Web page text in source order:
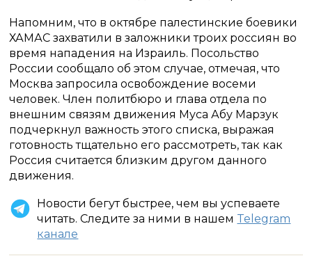
Напомним, что в октябре палестинские боевики
ХАМАС захватили в заложники троих россиян во
время нападения на Израиль. Посольство
России сообщало об этом случае, отмечая, что
Москва запросила освобождение восеми
человек. Член политбюро и глава отдела по
внешним связям движения Муса Абу Марзук
подчеркнул важность этого списка, выражая
готовность тщательно его рассмотреть, так как
Россия считается близким другом данного
движения.
Новости бегут быстрее, чем вы успеваете
читать. Следите за ними в нашем Telegram
канале